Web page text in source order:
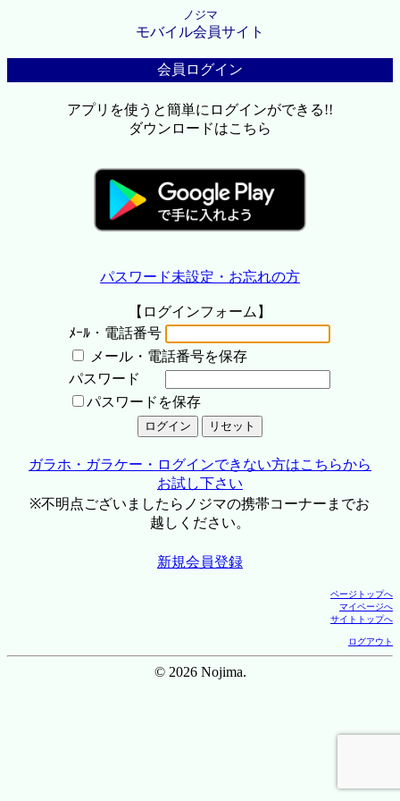
ノジマ
モバイル会員サイト
会員ログイン
アプリを使うと簡単にログインができる!!
ダウンロードはこちら
パスワード未設定・お忘れの方
【ログインフォーム】
ﾒｰﾙ・電話番号
メール・電話番号を保存
パスワード
パスワードを保存
ガラホ・ガラケー・ログインできない方はこちらから
お試し下さい
※不明点ございましたらノジマの携帯コーナーまでお
越しください。
新規会員登録
ページトップへ
マイページへ
サイトトップへ
ログアウト
© 2026 Nojima.